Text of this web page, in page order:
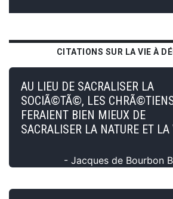
CITATIONS SUR LA VIE À
AU LIEU DE SACRALISER LA
SOCIÃ©TÃ©, LES
FERAIENT BIEN MIEUX DE
SACRALISER LA NATURE ET LA
- Jacques de Bourbon